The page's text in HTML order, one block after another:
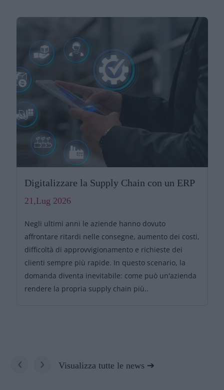
Digitalizzare la Supply Chain con un ERP
21,Lug 2026
Negli ultimi anni le aziende hanno dovuto
affrontare ritardi nelle consegne, aumento dei costi,
difficoltà di approvvigionamento e richieste dei
clienti sempre più rapide. In questo scenario, la
domanda diventa inevitabile: come può un'azienda
rendere la propria supply chain più..
‹ › Visualizza tutte le news